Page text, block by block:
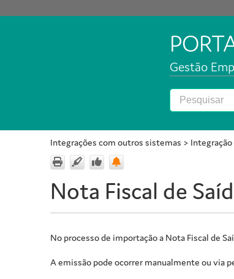
Gestão
Integrações com outros sistemas >
Nota Fiscal de
No processo de importação a Nota Fiscal de
A emissão pode ocorrer manualmente ou via